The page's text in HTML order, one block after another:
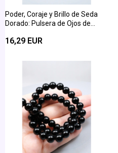
Poder, Coraje y Brillo de Seda
Dorado: Pulsera de Ojos de
Corte Esférico
16,29 EUR